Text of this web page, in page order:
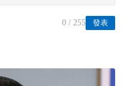
發表
0 / 255